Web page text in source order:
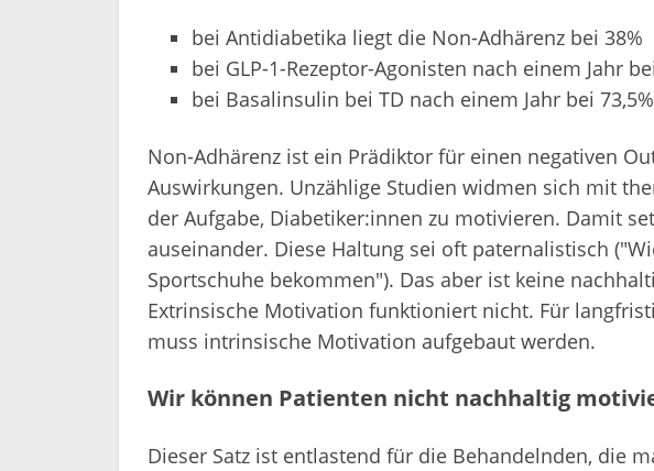
bei Antidiabetika liegt die Non-Adhärenz bei 38%
bei GLP-1-Rezeptor-Agonisten nach einem Jahr
bei Basalinsulin bei TD nach einem Jahr bei 73,5%
Non-Adhärenz ist ein Prädiktor für einen negativen
Auswirkungen. Unzählige Studien widmen sich mit
der Aufgabe, Diabetiker:innen zu motivieren. Damit
auseinander. Diese Haltung sei oft paternalistisch
Sportschuhe bekommen"). Das aber ist keine
Extrinsische Motivation funktioniert nicht. Für
muss intrinsische Motivation aufgebaut werden.
Wir können Patienten nicht nachhaltig
Dieser Satz ist entlastend für die Behandelnden, die